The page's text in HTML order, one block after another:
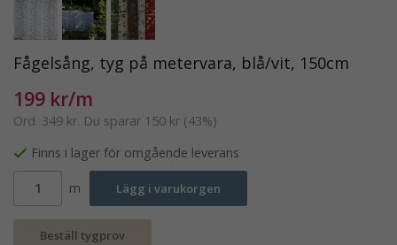
Fågelsång, tyg på metervara, blå/vit, 150cm
199 kr/m
Ord. 349 kr. Du sparar 150 kr (43%)
Finns i lager för omgående leverans
m Lägg i varukorgen
Beställ tygprov